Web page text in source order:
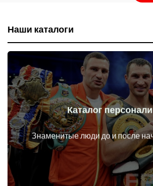
Наши каталоги
Каталог
Знаменитые люди до и после
Личности до и после начала
Перейти